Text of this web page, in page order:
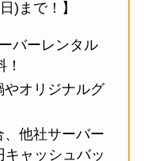
)まで！】
バーレンタル
やオリジナルグ
他社サーバー
ャッシュバッ